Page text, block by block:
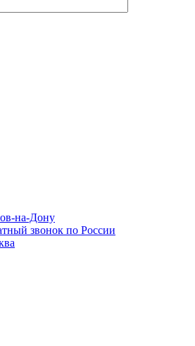
на-Дону
звонок по России